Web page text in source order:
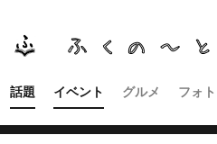
話題 イベント グルメ フォト
ふくのーと ひーちゃん IOXアロー